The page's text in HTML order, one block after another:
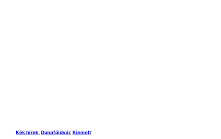
Kék hírek Dunaföldvár, Kiemelt